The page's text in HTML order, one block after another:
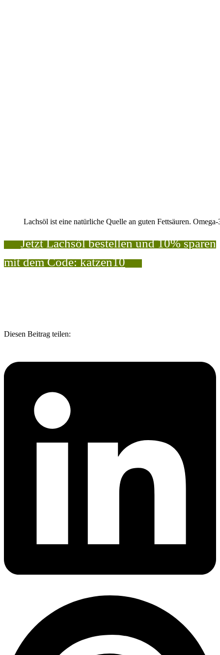
Lachsöl ist eine natürliche Quelle an guten Fettsäuren.
Jetzt Lachsöl bestellen und 10% sparen
mit dem Code: katzen10
Diesen Beitrag teilen: